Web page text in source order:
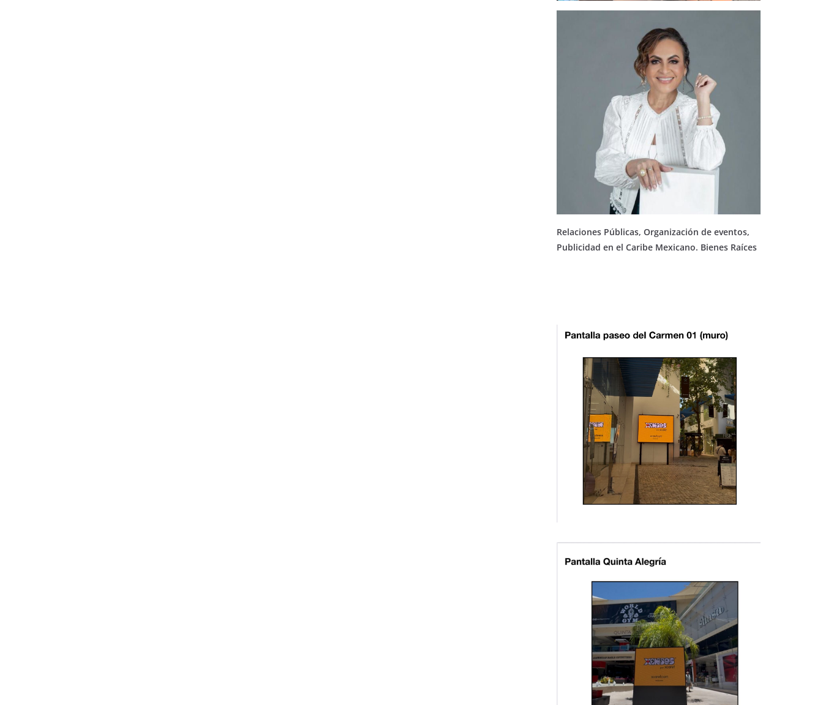
Relaciones Públicas, Organización de eventos,
Publicidad en el Caribe Mexicano. Bienes Raíces